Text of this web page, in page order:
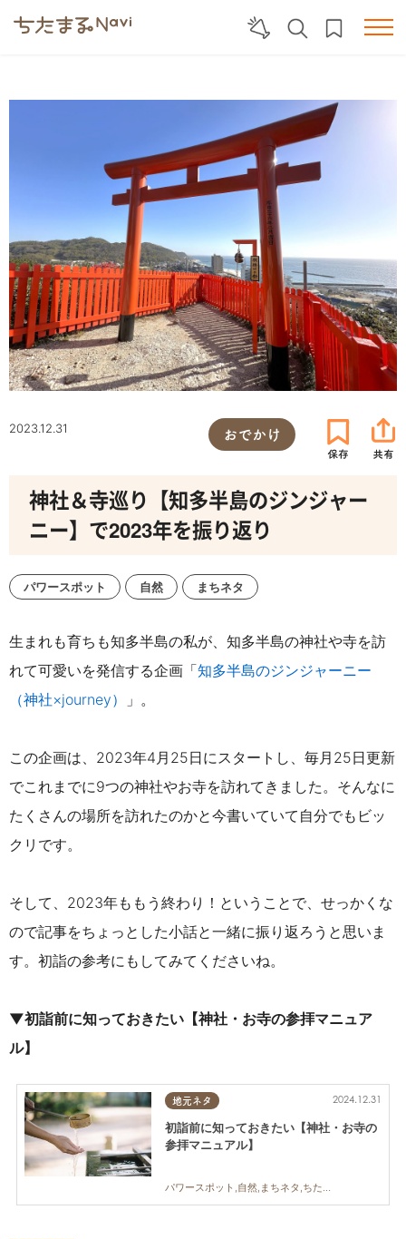
2023.12.31 おでかけ
神社＆寺巡り【知多半島のジンジャー
ニー】で2023年を振り返り
パワースポット 自然 まちネタ
生まれも育ちも知多半島の私が、知多半島の神社や寺を訪
れて可愛いを発信する企画「知多半島のジンジャーニー
（神社×journey）
」。
この企画は、2023年4月25日にスタートし、毎月25日更新
でこれまでに9つの神社やお寺を訪れてきました。そんなに
たくさんの場所を訪れたのかと今書いていて自分でもビッ
クリです。
そして、2023年ももう終わり！ということで、せっかくな
ので記事をちょっとした小話と一緒に振り返ろうと思いま
す。初詣の参考にもしてみてくださいね。
▼初詣前に知っておきたい【神社・お寺の参拝マニュア
ル】
地元ネタ 2024.12.31
初詣前に知っておきたい【神社・お寺の
参拝マニュアル】
パワースポット,自然,まちネタ,ちたまるスタイル掲載店